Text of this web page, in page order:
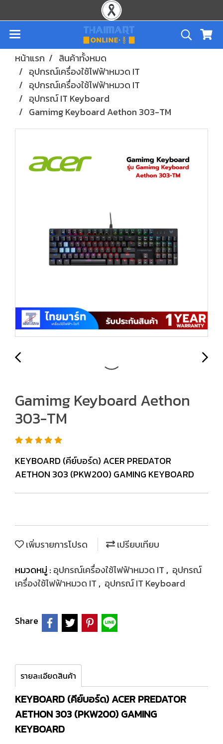
หน้าแรก
สินค้าทั้งหมด
อุปกรณ์เครื่องใช้ไฟฟ้าหมวด IT
อุปกรณ์เครื่องใช้ไฟฟ้าหมวด IT
อุปกรณ์ IT Keyboard
Gamimg Keyboard Aethon 303-TM
Gamimg Keyboard Aethon
303-TM
KEYBOARD (คีย์บอร์ด) ACER PREDATOR
AETHON 303 (PKW200) GAMING KEYBOARD
เพิ่มรายการโปรด
เปรียบเทียบ
หมวดหมู่ : อุปกรณ์เครื่องใช้ไฟฟ้าหมวด IT , อุปกรณ์
เครื่องใช้ไฟฟ้าหมวด IT , อุปกรณ์ IT Keyboard
Share
รายละเอียดสินค้า
KEYBOARD (คีย์บอร์ด) ACER PREDATOR
AETHON 303 (PKW200) GAMING
KEYBOARD